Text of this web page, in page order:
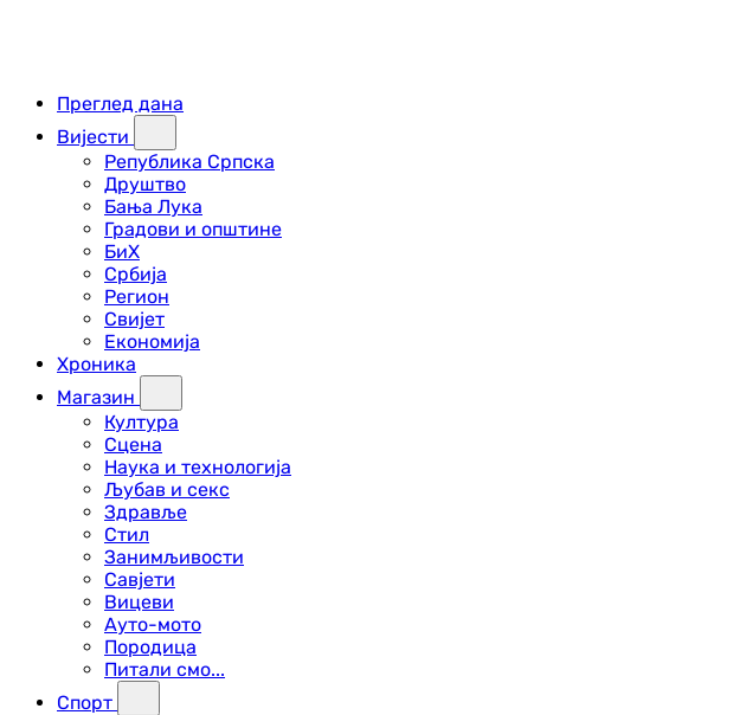
Преглед дана
Вијести
Република Српска
Друштво
Бања Лука
Градови и општине
БиХ
Србија
Регион
Свијет
Економија
Хроника
Магазин
Култура
Сцена
Наука и технологија
Љубав и секс
Здравље
Стил
Занимљивости
Савјети
Вицеви
Ауто-мото
Породица
Питали смо...
Спорт